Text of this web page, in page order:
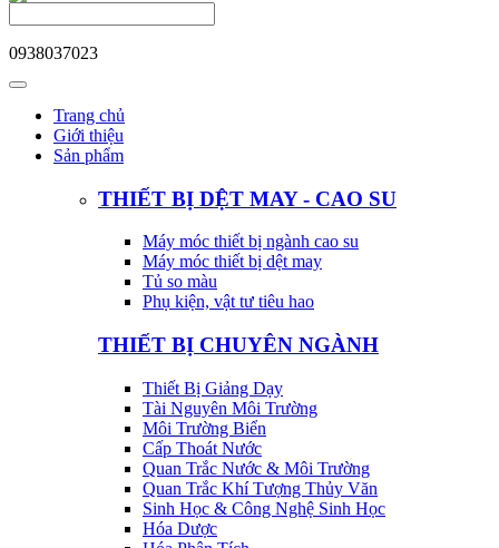
0938037023
Trang chủ
Giới thiệu
Sản phẩm
THIẾT BỊ DỆT MAY - CAO SU
Máy móc thiết bị ngành cao su
Máy móc thiết bị dệt may
Tủ so màu
Phụ kiện, vật tư tiêu hao
THIẾT BỊ CHUYÊN NGÀNH
Thiết Bị Giảng Dạy
Tài Nguyên Môi Trường
Môi Trường Biển
Cấp Thoát Nước
Quan Trắc Nước & Môi Trường
Quan Trắc Khí Tượng Thủy Văn
Sinh Học & Công Nghệ Sinh Học
Hóa Dược